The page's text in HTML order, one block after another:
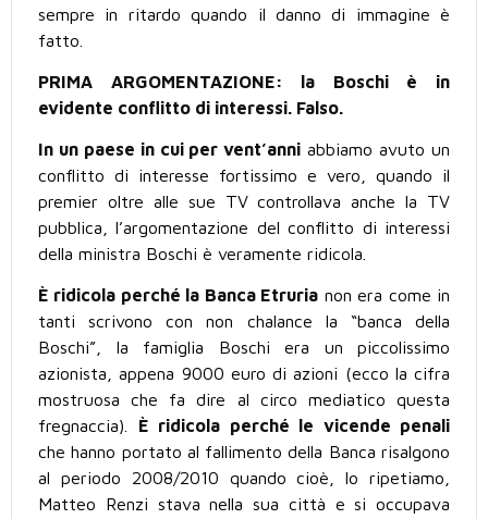
sempre in ritardo quando il danno di immagine è
fatto.
PRIMA ARGOMENTAZIONE: la Boschi è in
evidente conflitto di interessi. Falso.
In un paese in cui per vent’anni abbiamo avuto un
conflitto di interesse fortissimo e vero, quando il
premier oltre alle sue TV controllava anche la TV
pubblica, l’argomentazione del conflitto di interessi
della ministra Boschi è veramente ridicola.
È ridicola perché la Banca Etruria non era come in
tanti scrivono con non chalance la “banca della
Boschi”, la famiglia Boschi era un piccolissimo
azionista, appena 9000 euro di azioni (ecco la cifra
mostruosa che fa dire al circo mediatico questa
fregnaccia). È ridicola perché le vicende penali
che hanno portato al fallimento della Banca risalgono
al periodo 2008/2010 quando cioè, lo ripetiamo,
Matteo Renzi stava nella sua città e si occupava